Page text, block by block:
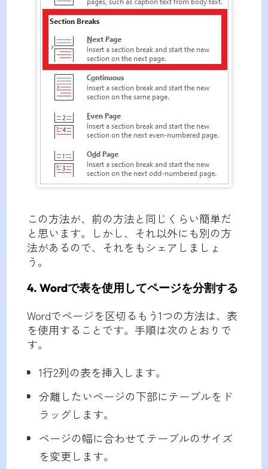
この方法が、前の方法と同じくらい簡単だ
と思います。しかし、それ以外にも別の方
法があるので、それをもシェアしましょ
う。
4. Wordで表を使用してページを分割する
Wordでページを区切るもう1つの方法は、表
を使用することです。手順は次のとおりで
す。
1行2列の表を挿入します。
分離したいページの下部にテーブルをド
ラッグします。
ページの幅に合わせてテーブルのサイズ
を変更します。